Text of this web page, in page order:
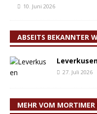
10. Juni 2026
ABSEITS BEKANNTER
27. Juli 2026
MEHR VOM MORTIMER